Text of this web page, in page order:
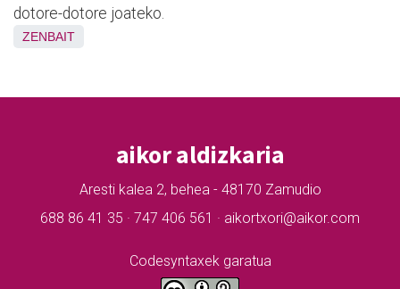
dotore-dotore joateko.
ZENBAIT
aikor aldizkaria
Aresti kalea 2, behea - 48170 Zamudio
688 86 41 35 · 747 406 561 · aikortxori@aikor.com
Codesyntaxek garatua